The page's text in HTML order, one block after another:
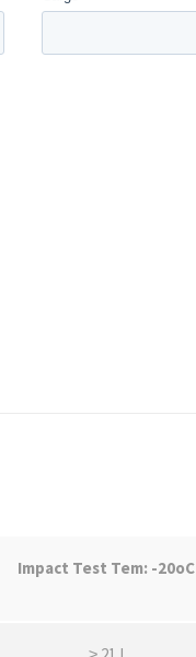
Impact Test Tem: -20oC